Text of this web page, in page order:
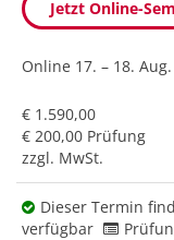
Jetzt Online-
Online 17. – 18.
€ 1.590,00
€ 200,00 Prüfung
zzgl. MwSt.
Dieser Termin
verfügbar